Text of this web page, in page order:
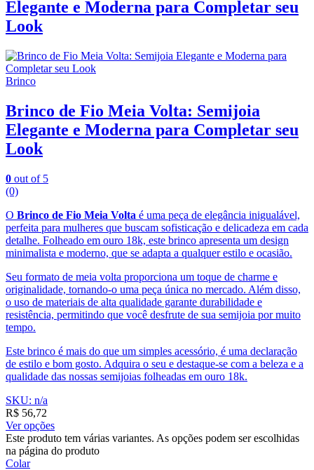
Elegante e Moderna para Completar seu
Look
Brinco
Brinco de Fio Meia Volta: Semijoia
Elegante e Moderna para Completar seu
Look
0 out of 5
(0)
O Brinco de Fio Meia Volta é uma peça de elegância inigualável,
perfeita para mulheres que buscam sofisticação e delicadeza em cada
detalhe. Folheado em ouro 18k, este brinco apresenta um design
minimalista e moderno, que se adapta a qualquer estilo e ocasião.
Seu formato de meia volta proporciona um toque de charme e
originalidade, tornando-o uma peça única no mercado. Além disso,
o uso de materiais de alta qualidade garante durabilidade e
resistência, permitindo que você desfrute de sua semijoia por muito
tempo.
Este brinco é mais do que um simples acessório, é uma declaração
de estilo e bom gosto. Adquira o seu e destaque-se com a beleza e a
qualidade das nossas semijoias folheadas em ouro 18k.
SKU: n/a
R$ 56,72
Ver opções
Este produto tem várias variantes. As opções podem ser escolhidas
na página do produto
Colar